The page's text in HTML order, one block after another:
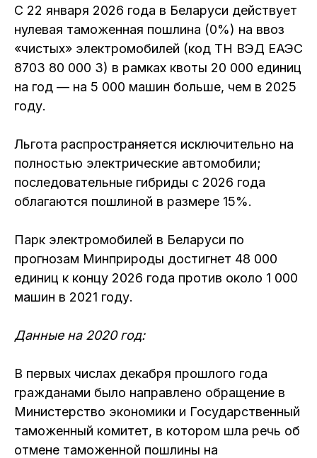
С 22 января 2026 года в Беларуси действует
нулевая таможенная пошлина (0%) на ввоз
«чистых» электромобилей (код ТН ВЭД ЕАЭС
8703 80 000 3) в рамках квоты 20 000 единиц
на год — на 5 000 машин больше, чем в 2025
году.
Льгота распространяется исключительно на
полностью электрические автомобили;
последовательные гибриды с 2026 года
облагаются пошлиной в размере 15%.
Парк электромобилей в Беларуси по
прогнозам Минприроды достигнет 48 000
единиц к концу 2026 года против около 1 000
машин в 2021 году.
Данные на 2020 год:
В первых числах декабря прошлого года
гражданами было направлено обращение в
Министерство экономики и Государственный
таможенный комитет, в котором шла речь об
отмене таможенной пошлины на